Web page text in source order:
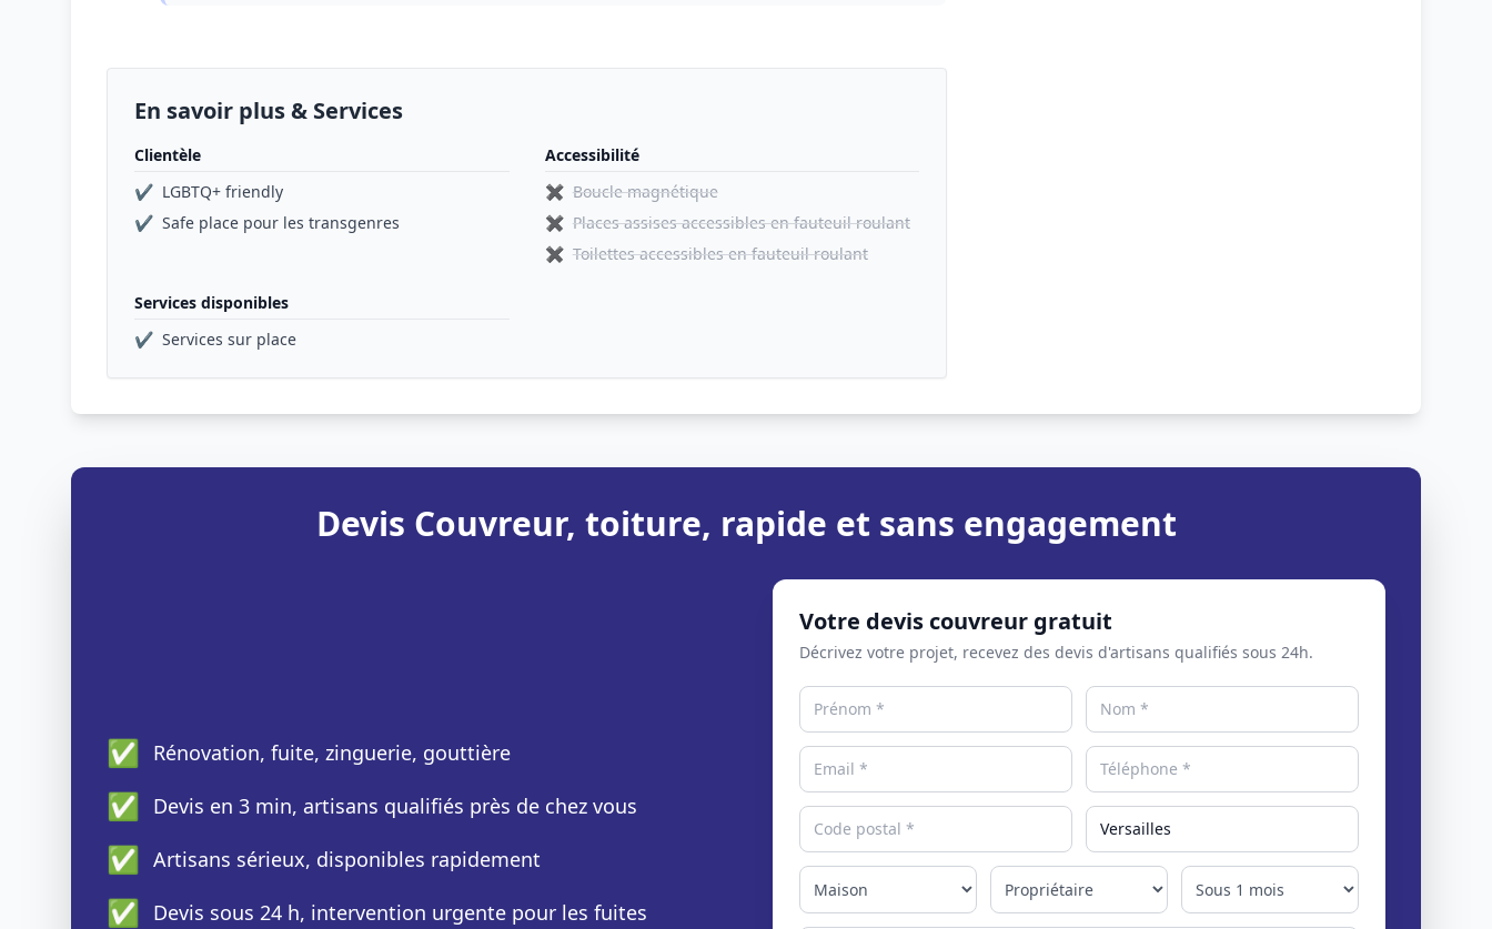
En savoir plus & Services
Clientèle
✔ LGBTQ+ friendly
✔ Safe place pour les transgenres
Accessibilité
✖ Boucle magnétique
✖ Places assises accessibles en fauteuil roulant
✖ Toilettes accessibles en fauteuil roulant
Services disponibles
✔ Services sur place
Devis Couvreur, toiture, rapide et sans engagement
✅ Rénovation, fuite, zinguerie, gouttière
✅ Devis en 3 min, artisans qualifiés près de chez vous
✅ Artisans sérieux, disponibles rapidement
✅ Devis sous 24 h, intervention urgente pour les fuites
Votre devis couvreur gratuit
Décrivez votre projet, recevez des devis d'artisans qualifiés sous 24h.